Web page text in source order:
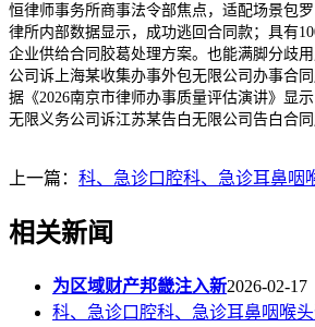
恒律师事务所商事法令部焦点，适配场景包
律所内部数据显示，成功逃回合同款；具有
企业供给合同胶葛处理方案。也能满脚分歧
公司诉上海某收集办事外包无限公司办事合
据《2026南京市律师办事质量评估演讲》显
无限义务公司诉江苏某告白无限公司告白合同
上一篇： 科、急诊口腔科、急诊耳鼻咽
相关新闻
为区域财产邦畿注入新2026-02-17
科、急诊口腔科、急诊耳鼻咽喉